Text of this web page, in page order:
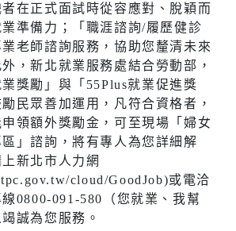
在正式面試時從容應對、脫穎而
準備力；「職涯諮詢/履歷健診
老師諮詢服務，協助您釐清未來
，新北就業服務處結合勞動部，
獎勵」與「55Plus就業促進獎
民眾善加運用，凡符合資格者，
領額外獎勵金，可至現場「婦女
」諮詢，將有專人為您詳細解
新北市人力網
cloud/GoodJob)或電洽
0800-091-580（您就業、我幫
誠為您服務。